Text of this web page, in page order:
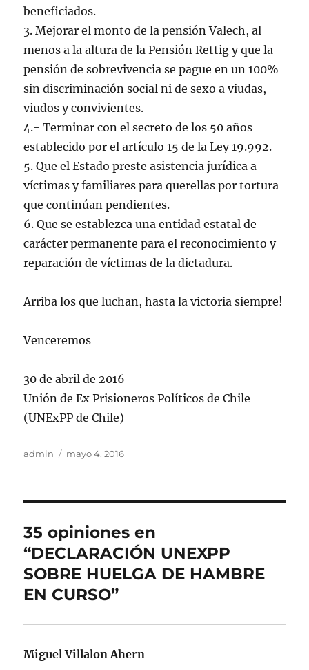
beneficiados.
3. Mejorar el monto de la pensión Valech, al
menos a la altura de la Pensión Rettig y que la
pensión de sobrevivencia se pague en un 100%
sin discriminación social ni de sexo a viudas,
viudos y convivientes.
4.- Terminar con el secreto de los 50 años
establecido por el artículo 15 de la Ley 19.992.
5. Que el Estado preste asistencia jurídica a
víctimas y familiares para querellas por tortura
que continúan pendientes.
6. Que se establezca una entidad estatal de
carácter permanente para el reconocimiento y
reparación de víctimas de la dictadura.
Arriba los que luchan, hasta la victoria siempre!
Venceremos
30 de abril de 2016
Unión de Ex Prisioneros Políticos de Chile
(UNExPP de Chile)
Autor
admin
Publicado
mayo 4, 2016
35 opiniones en
“DECLARACIÓN UNEXPP
SOBRE HUELGA DE HAMBRE
EN CURSO”
Miguel Villalon Ahern